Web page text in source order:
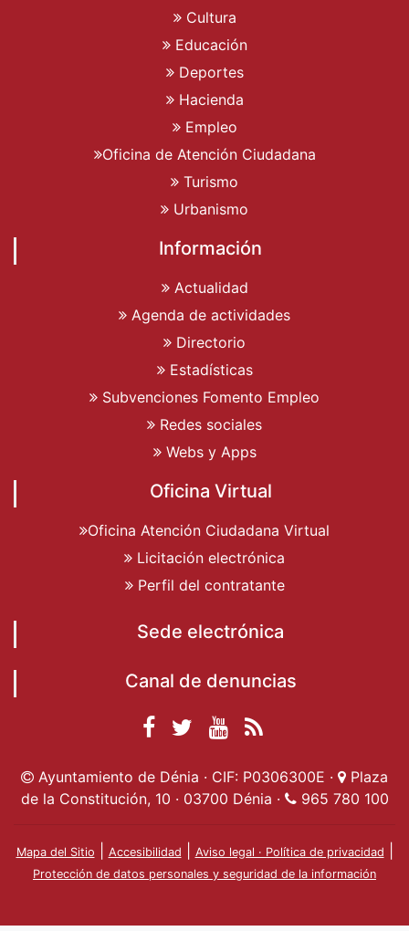
Cultura
Educación
Deportes
Hacienda
Empleo
Oficina de Atención Ciudadana
Turismo
Urbanismo
Información
Actualidad
Agenda de actividades
Directorio
Estadísticas
Subvenciones Fomento Empleo
Redes sociales
Webs y Apps
Oficina Virtual
Oficina Atención Ciudadana Virtual
Licitación electrónica
Perfil del contratante
Sede electrónica
Canal de denuncias
Facebook
Ayuntamiento de
Dénia
Ayuntamiento de
Dénia
Ayuntamiento
de Dénia
Actualidad
Ayuntamiento de Dénia · CIF: P0306300E ·
Plaza
de la Constitución, 10 · 03700 Dénia ·
965 780 100
Mapa del Sitio Accesibilidad Aviso legal · Política de privacidad
Protección de datos personales y seguridad de la información